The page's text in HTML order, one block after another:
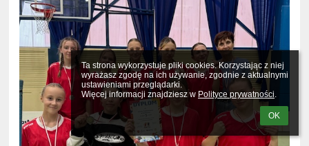
Ta strona wykorzystuje pliki cookies. Korzystając z niej
wyrażasz zgodę na ich używanie, zgodnie z aktualnymi
ustawieniami przeglądarki.
Więcej informacji znajdziesz w Polityce prywatności.
OK